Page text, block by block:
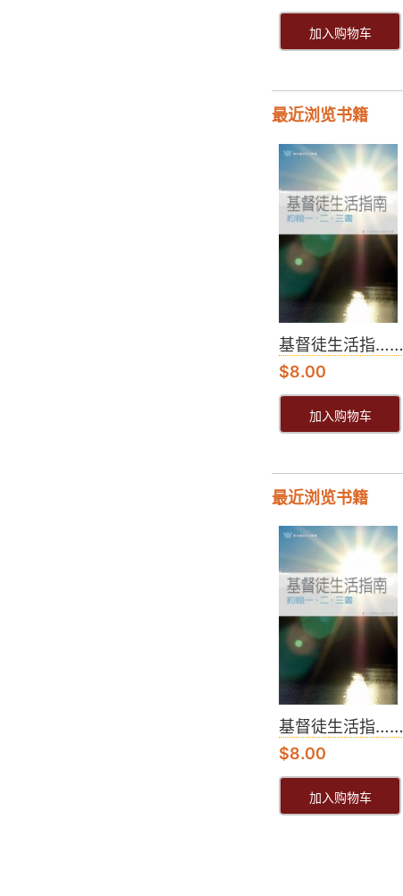
加入购物车
最近浏览书籍
基督徒生活指……
$8.00
加入购物车
最近浏览书籍
基督徒生活指……
$8.00
加入购物车